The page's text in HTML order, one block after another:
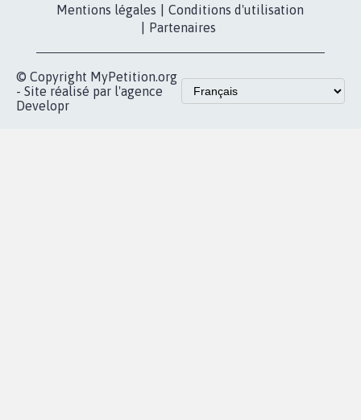
Mentions légales
Conditions d'utilisation
Partenaires
© Copyright MyPetition.org
- Site réalisé par l'agence
Developr